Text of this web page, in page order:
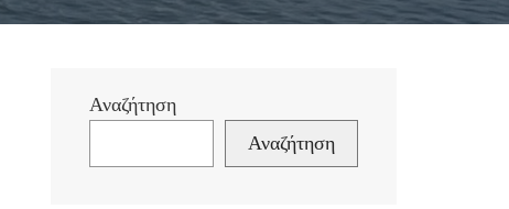
Αναζήτηση
Αναζήτηση